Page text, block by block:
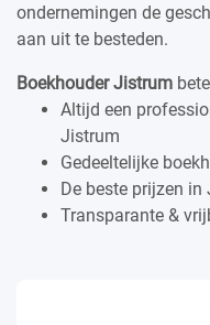
ondernemingen de
aan uit te besteden.
Boekhouder Jistrum
Altijd een
Jistrum
Gedeeltelijke
De beste prijzen in
Transparante &